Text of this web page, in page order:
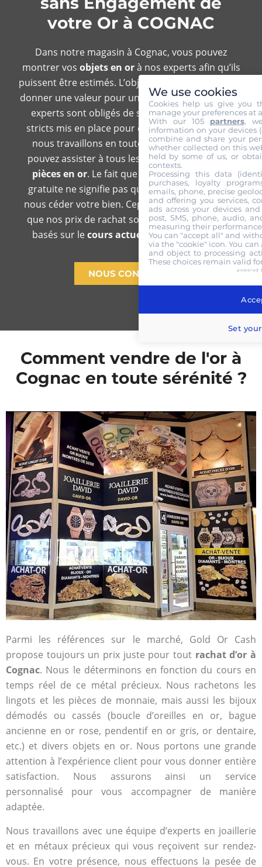
votre Or à COGNAC
Dans notre magasin à Cognac, vous pouvez
montrer vos objets en orà nos experts afin qu’ils
puissent être estimés. L’objectif est de pouvoir leur
donner une valeur pour une éventuelle vente. Nos
experts sont obligés de suivre des protocoles
stricts mis en place pour cette tâche. Parce que
nous travaillons en toute transparence, vous
pouvez assister à tous les tests réalisés sur vos
pièces en or. Le fait que cette estimation soit
gratuite ne signifie pas que vous êtes obligé de
nous céder votre bien. Cependant, veuillez noter
que nos prix de rachat sont attractifs et ils sont
basés sur lecours actuel du marché de l’or.
NOUS CONTACTER
Comment vendre de l'or à
Cognac en toute sérénité ?
Parmi les références sur le marché, Gold Or Cash
propose toujours un prix juste pour tout rachat d’or à
Cognac. Nous le déterminons en fonction du cours en
temps réel de ce métal précieux. Nous rachetons les
lingots et les pièces de monnaie, mais aussi les bijoux
démodés ou cassés (boucle d’oreilles en or, bague
ancienne en or rose, pendentif en or gris, or dentaire,
etc.) et divers objets en or. Nous portons une grande
attention à l’expérience client pour vous donner entière
satisfaction. Nous assurons ainsi un service
personnalisé pour vous accompagner de manière
adaptée.
Nous travaillons avec une équipe d’experts en joaillerie
et en métaux précieux qui vous reçoivent sur rendez-
vous. En votre présence, nous effectuons la pesée de
We use cookies
Cookies help us give you
manage your preferences at
With our 105 partners,
information on your devices
combine and share your
whether collected on this
held by some of us, or
contexts.
Processing this data
purchases, loyalty
emails, phone, precise
and offering you services,
ads across your devices
post, SMS, phone, audio,
measuring their
You can "accept all" and
via the "cookie" icon. You
and object to processing
These choices remain valid
powered
Set